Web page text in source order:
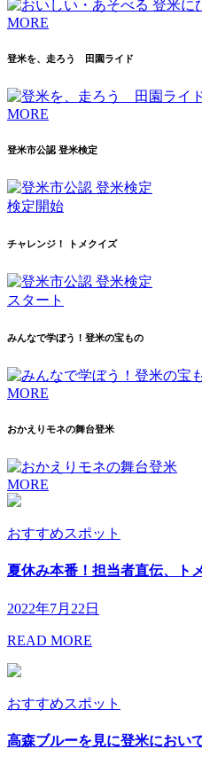
MORE
登米を、走ろう 田園ライド
MORE
登米市公認 登米検定
検定開始
チャレンジ！ トメクイズ
スタート
みんなで学ぼう！登米の宝もの
MORE
おかえりモネの舞台登米
MORE
おすすめスポット
夏休み本番！担当者直伝、ト
2022年7月22日
READ MORE
おすすめスポット
高森ブルーを見に登米におい